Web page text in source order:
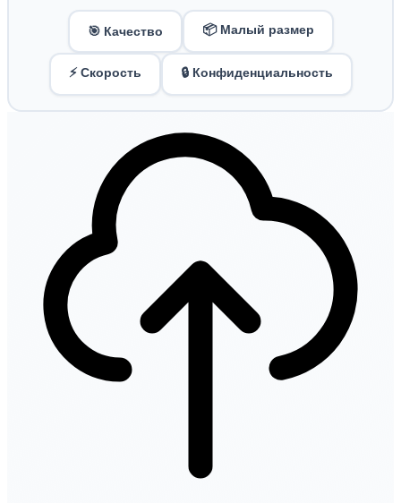
🎯 Качество 📦 Малый размер
⚡ Скорость 🔒 Конфиденциальность